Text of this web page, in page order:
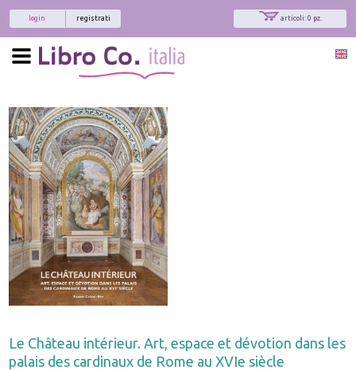
articoli: 0 pz.
registrati
login
Le Château intérieur. Art, espace et dévotion dans les
palais des cardinaux de Rome au XVIe siècle